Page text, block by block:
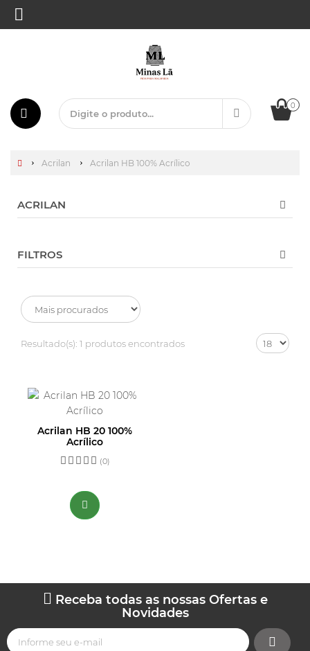
0
Acrilan Acrilan HB 100% Acrílico
ACRILAN
FILTROS
Resultado(s): 1 produtos encontrados
Acrilan HB 20 100%
Acrílico
(0)
Receba todas as nossas Ofertas e
Novidades